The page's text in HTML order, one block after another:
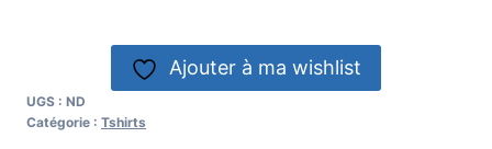
Ajouter à ma wishlist
UGS : ND
Catégorie : Tshirts